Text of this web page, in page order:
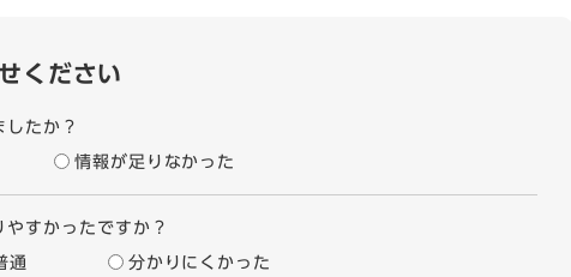
ください
したか？
情報が足りなかった
すかったですか？
通 分かりにくかった